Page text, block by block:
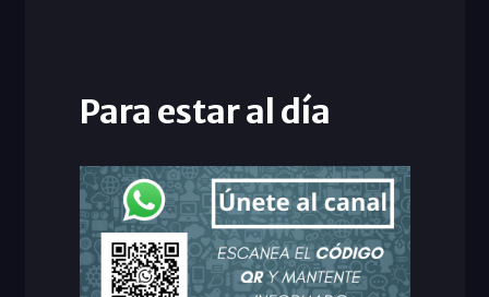
Para estar al día